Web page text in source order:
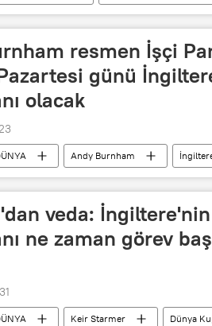
Birmingham DÜNYA
resmen İşçi
günü
olacak
Andy Burnham
veda:
ne zaman görev
Keir Starmer Dünya